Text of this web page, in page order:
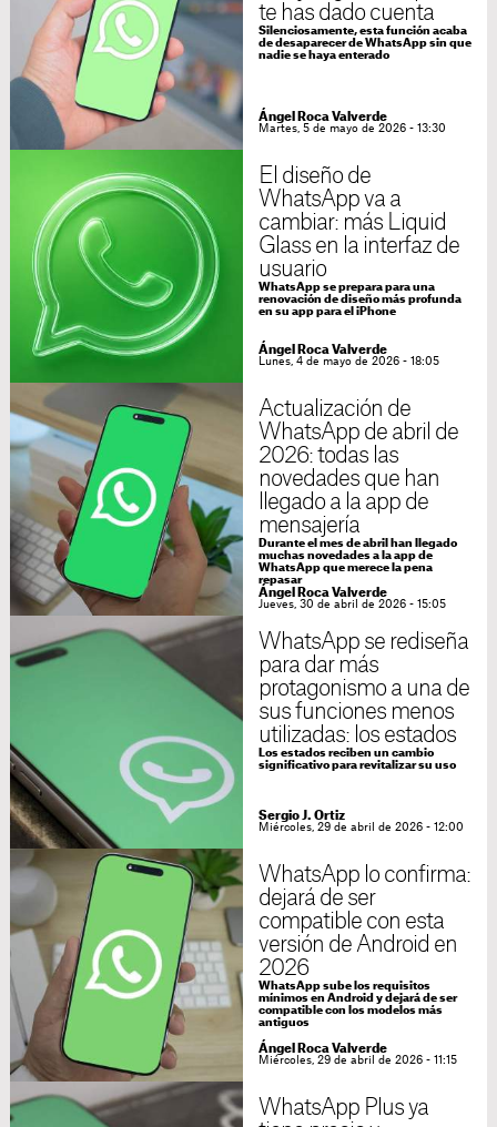
te has dado cuenta
Silenciosamente, esta función acaba
de desaparecer de WhatsApp sin que
nadie se haya enterado
Ángel Roca Valverde
Martes, 5 de mayo de 2026 - 13:30
El diseño de
WhatsApp va a
cambiar: más Liquid
Glass en la interfaz de
usuario
WhatsApp se prepara para una
renovación de diseño más profunda
en su app para el iPhone
Ángel Roca Valverde
Lunes, 4 de mayo de 2026 - 18:05
Actualización de
WhatsApp de abril de
2026: todas las
novedades que han
llegado a la app de
mensajería
Durante el mes de abril han llegado
muchas novedades a la app de
WhatsApp que merece la pena
repasar
Ángel Roca Valverde
Jueves, 30 de abril de 2026 - 15:05
WhatsApp se rediseña
para dar más
protagonismo a una de
sus funciones menos
utilizadas: los estados
Los estados reciben un cambio
significativo para revitalizar su uso
Sergio J. Ortiz
Miércoles, 29 de abril de 2026 - 12:00
WhatsApp lo confirma:
dejará de ser
compatible con esta
versión de Android en
2026
WhatsApp sube los requisitos
mínimos en Android y dejará de ser
compatible con los modelos más
antiguos
Ángel Roca Valverde
Miércoles, 29 de abril de 2026 - 11:15
WhatsApp Plus ya